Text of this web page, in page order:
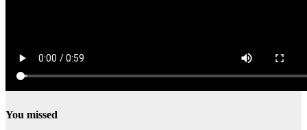
You missed